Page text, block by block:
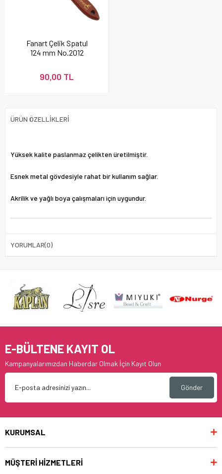
Fanart Çelik Spatul
124 mm No.2012
90,00 TL
ÜRÜN ÖZELLIKLERI
Yüksek kalite paslanmaz çelikten üretilmiştir.
Esnek metal gövdesiyle rahat bir kullanım sağlar.
Akrilik ve yağlı boya çalışmaları için uygundur.
YORUMLAR(0)
E-BÜLTENE KAYIT OL
Kampanyalarımızdan Haberdar Olmak İçin Kayıt Olun
Gönder
KURUMSAL
MÜŞTERİ HİZMETLERİ